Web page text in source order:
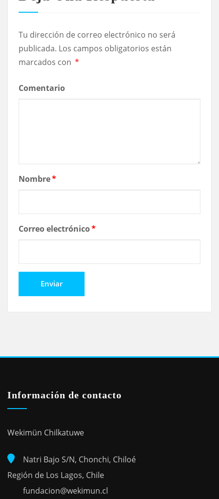
Tu dirección de correo electrónico no será
publicada. Los campos obligatorios están
marcados con *
Comentario
Nombre*
Correo electrónico*
Información de contacto
Wekimün Chilkatuwe
Natri Bajo S/N, Chonchi, Chiloé
Región de Los Lagos, Chile
fundacion@wekimun.cl